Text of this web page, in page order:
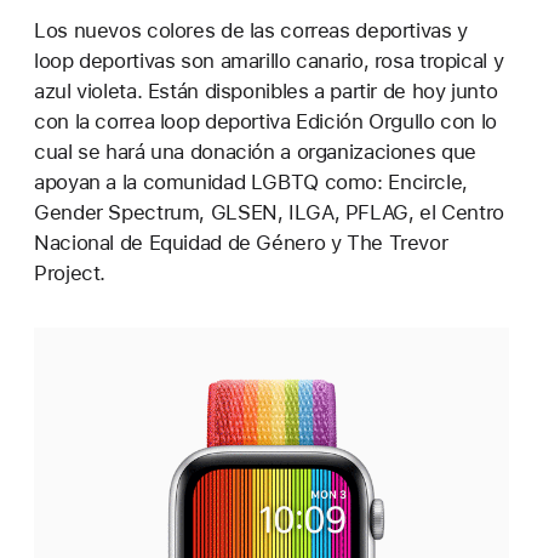
Los nuevos colores de las correas deportivas y
loop deportivas son amarillo canario, rosa tropical y
azul violeta. Están disponibles a partir de hoy junto
con la correa loop deportiva Edición Orgullo con lo
cual se hará una donación a organizaciones que
apoyan a la comunidad LGBTQ como: Encircle,
Gender Spectrum, GLSEN, ILGA, PFLAG, el Centro
Nacional de Equidad de Género y The Trevor
Project.